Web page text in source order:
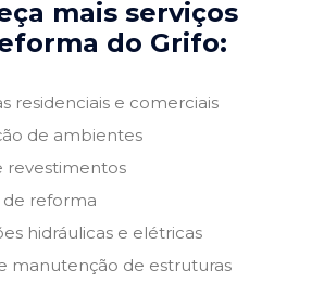
mais serviços
do Grifo:
residenciais e comerciais
de ambientes
revestimentos
de reforma
hidráulicas e elétricas
manutenção de estruturas